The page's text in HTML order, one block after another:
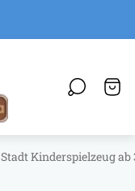
des
Kinderspielzeug ab